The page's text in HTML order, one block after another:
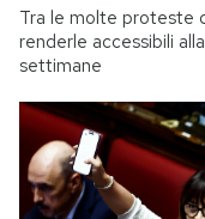
Tra le molte proteste
renderle accessibili
settimane